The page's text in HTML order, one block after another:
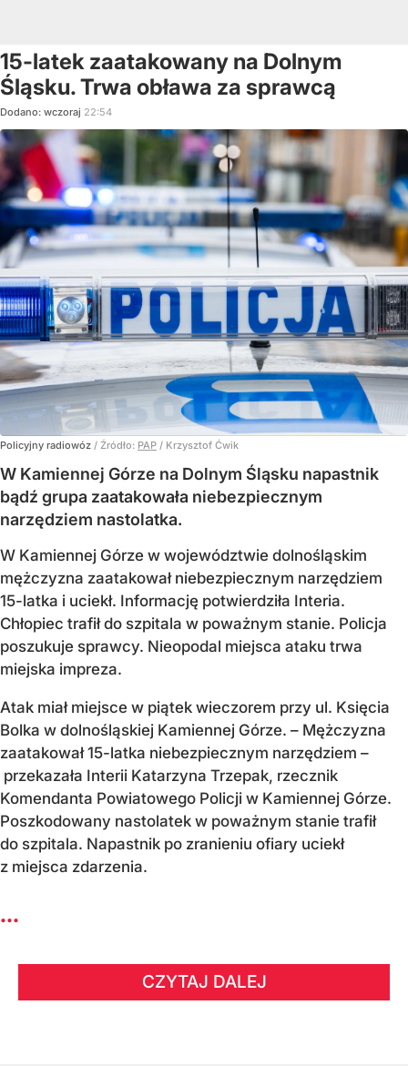
15-latek zaatakowany na Dolnym
Śląsku. Trwa obława za sprawcą
Dodano: wczoraj 22:54
Policyjny radiowóz / Źródło: PAP / Krzysztof Ćwik
W Kamiennej Górze na Dolnym Śląsku napastnik
bądź grupa zaatakowała niebezpiecznym
narzędziem nastolatka.
W Kamiennej Górze w województwie dolnośląskim
mężczyzna zaatakował niebezpiecznym narzędziem
15-latka i uciekł. Informację potwierdziła Interia.
Chłopiec trafił do szpitala w poważnym stanie. Policja
poszukuje sprawcy. Nieopodal miejsca ataku trwa
miejska impreza.
Atak miał miejsce w piątek wieczorem przy ul. Księcia
Bolka w dolnośląskiej Kamiennej Górze. – Mężczyzna
zaatakował 15-latka niebezpiecznym narzędziem –
przekazała Interii Katarzyna Trzepak, rzecznik
Komendanta Powiatowego Policji w Kamiennej Górze.
Poszkodowany nastolatek w poważnym stanie trafił
do szpitala. Napastnik po zranieniu ofiary uciekł
z miejsca zdarzenia.
...
CZYTAJ DALEJ